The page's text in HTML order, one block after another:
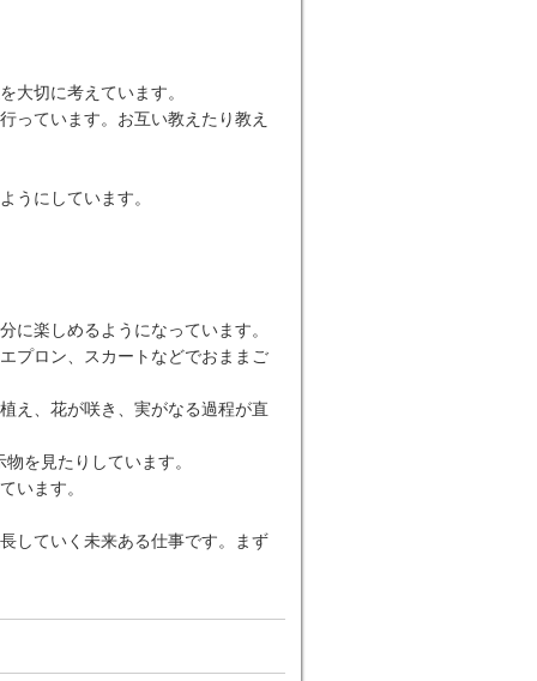
大切に考えています。
っています。お互い教えたり教え
うにしています。
に楽しめるようになっています。
プロン、スカートなどでおままご
え、花が咲き、実がなる過程が直
を見たりしています。
います。
していく未来ある仕事です。まず